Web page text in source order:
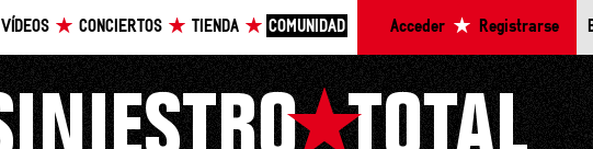
VÍDEOS CONCIERTOS TIENDA COMUNIDAD Acceder Registrarse